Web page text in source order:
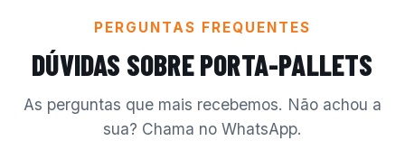
PERGUNTAS FREQUENTES
DÚVIDAS SOBRE PORTA-PALLETS
As perguntas que mais recebemos. Não achou a
sua? Chama no WhatsApp.